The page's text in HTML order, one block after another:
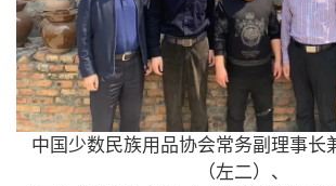
中国少数民族用品协会常务副理事长
（左二）、